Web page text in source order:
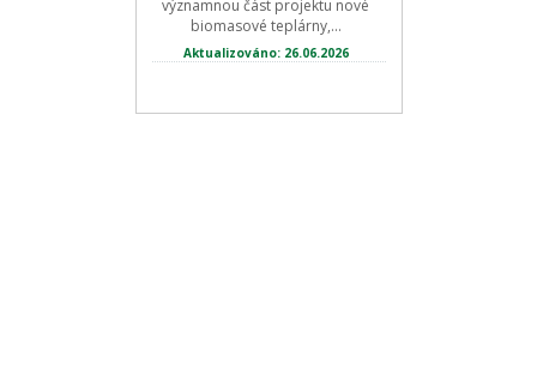
významnou část projektu nové
biomasové teplárny,...
Aktualizováno: 26.06.2026